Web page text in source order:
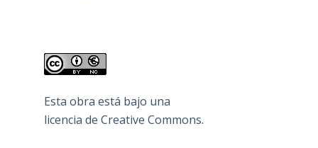
Esta obra está bajo una
licencia de Creative Commons.